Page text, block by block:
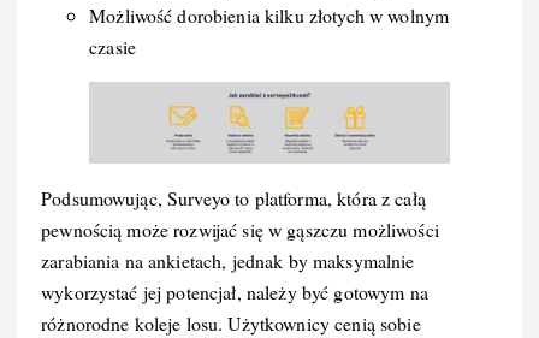
Możliwość dorobienia kilku złotych w wolnym
czasie
Podsumowując, Surveyo to platforma, która z całą
pewnością może rozwijać się w gąszczu możliwości
zarabiania na ankietach, jednak by maksymalnie
wykorzystać jej potencjał, należy być gotowym na
różnorodne koleje losu. Użytkownicy cenią sobie